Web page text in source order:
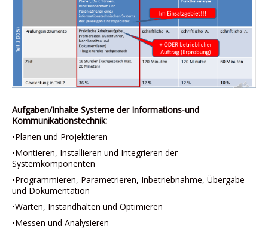
Aufgaben/Inhalte Systeme der Informations-und
Kommunikationstechnik:
•Planen und Projektieren
•Montieren, Installieren und Integrieren der
Systemkomponenten
•Programmieren, Parametrieren, Inbetriebnahme, Übergabe
und Dokumentation
•Warten, Instandhalten und Optimieren
•Messen und Analysieren